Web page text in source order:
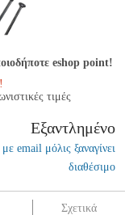
eshop point!
τιμές
Εξαντλημένο
email μόλις ξαναγίνει
διαθέσιμο
Σχετικά